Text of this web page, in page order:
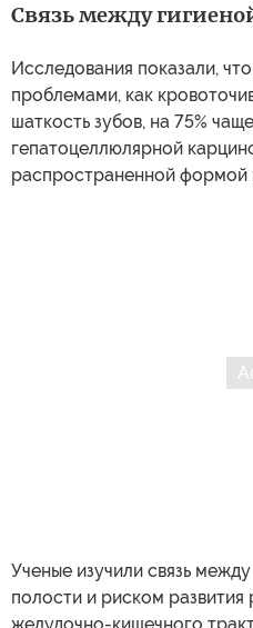
Связь между
Исследования показали,
проблемами, как
шаткость зубов, на 75%
гепатоцеллюлярной
распространенной формой
Ученые изучили связь
полости и риском развития
желудочно-кишечного